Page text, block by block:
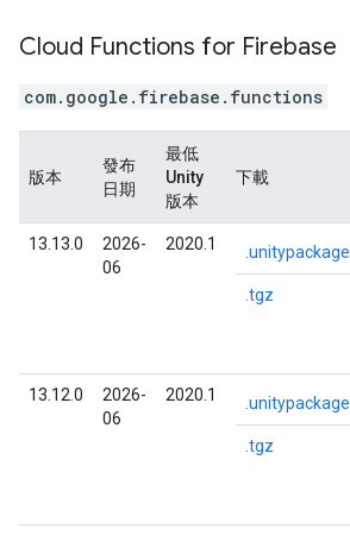
Cloud Functions for Firebase
com.google.firebase.functions
版本
發布
日期
最低
Unity
版本
下載
13.13.0
2026-
06
2020.1 .unitypackage
.tgz
13.12.0
2026-
06
2020.1 .unitypackage
.tgz